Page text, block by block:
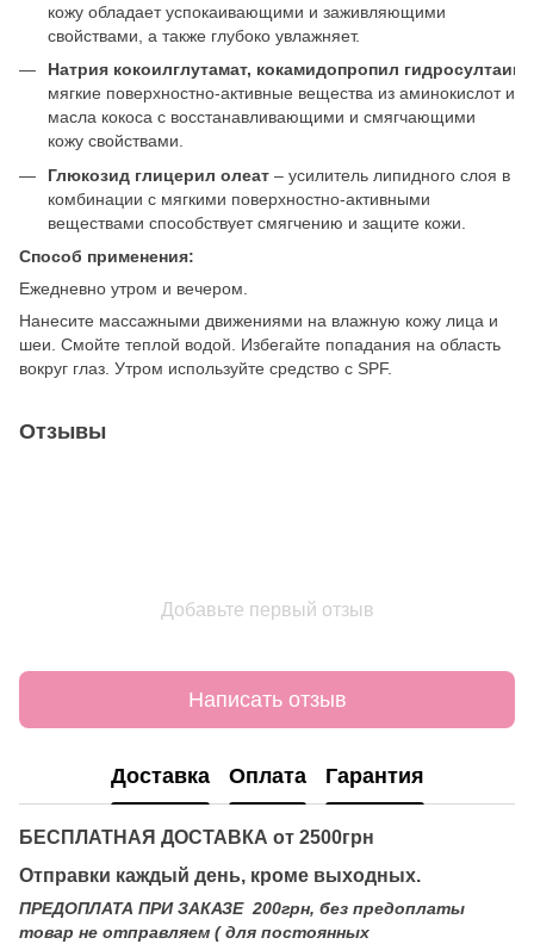
кожу обладает успокаивающими и заживляющими
свойствами, а также глубоко увлажняет.
Натрия кокоилглутамат, кокамидопропил гидросултаин
мягкие поверхностно-активные вещества из аминокислот и
масла кокоса с восстанавливающими и смягчающими
кожу свойствами.
Глюкозид глицерил олеат – усилитель липидного слоя в
комбинации с мягкими поверхностно-активными
веществами способствует смягчению и защите кожи.
Способ применения:
Ежедневно утром и вечером.
Нанесите массажными движениями на влажную кожу лица и
шеи. Смойте теплой водой. Избегайте попадания на область
вокруг глаз. Утром используйте средство с SPF.
Отзывы
Добавьте первый отзыв
Написать отзыв
Доставка Оплата Гарантия
БЕСПЛАТНАЯ ДОСТАВКА от 2500грн
Отправки каждый день, кроме выходных.
ПРЕДОПЛАТА ПРИ ЗАКАЗЕ 200грн, без предоплаты
товар не отправляем ( для постоянных